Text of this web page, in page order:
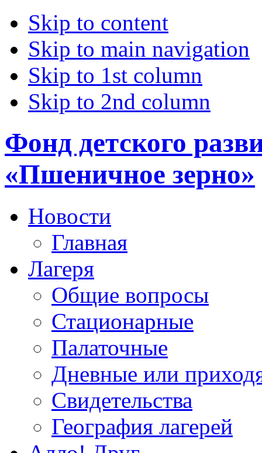
Skip to content
Skip to main navigation
Skip to 1st column
Skip to 2nd column
Фонд детского
«Пшеничное зерно»
Новости
Главная
Лагеря
Общие вопросы
Стационарные
Палаточные
Дневные или
Свидетельства
География лагерей